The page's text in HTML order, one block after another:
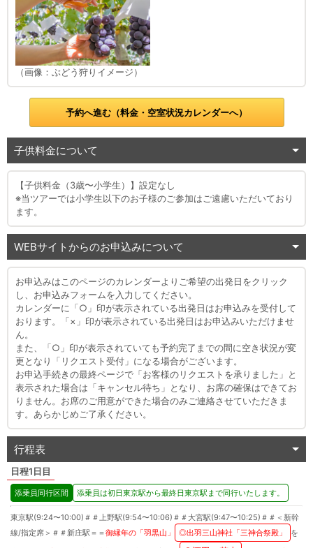
（画像：ぶどう狩りイメージ）
予約へ進む（料金・空室状況カレンダーへ）
子供料金について
【子供料金（3歳〜小学生）】設定なし
※当ツアーでは小学生以下のお子様のご参加はご遠慮いただいており
ます。
WEBサイトからのお申込みについて
お申込みはこのページのカレンダーよりご希望の出発日をクリック
し、お申込みフォームを入力してください。
カレンダーに「○」印が表示されている出発日はお申込みを受付して
おります。「×」印が表示されている出発日はお申込みいただけませ
ん。
また、「○」印が表示されていても予約完了までの間に空き状況が変
更となり「リクエスト受付」になる場合がございます。
お申込手続きの最終ページで「お客様のリクエストを承りました」と
表示された場合は「キャンセル待ち」となり、お席の確保はできてお
りません。お席のご用意ができた場合のみご連絡させていただきま
す。あらかじめご了承ください。
行程表
1日目
添乗員同行区間 添乗員は初日東京駅から最終日東京駅まで同行いたします。
東京駅(9:24〜10:00)＃＃上野駅(9:54〜10:06)＃＃大宮駅(9:47〜10:25)＃＃＜新幹
線/指定席＞＃＃新庄駅＝＝御縁年の「羽黒山」 ◎出羽三山神社「三神合祭殿」
を